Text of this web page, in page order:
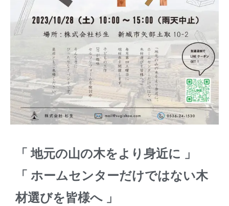
「 地元の山の木をより身近に 」
「 ホームセンターだけではない木
材選びを皆様へ 」